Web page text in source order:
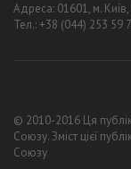
Адреса: 01601, м.
Тел.: +38 (044) 253 59
© 2010-2016 Ця
Союзу. Зміст цієї
Союзу